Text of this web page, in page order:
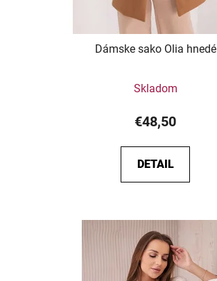
Dámske sako Olia hnedé
Skladom
€48,50
DETAIL